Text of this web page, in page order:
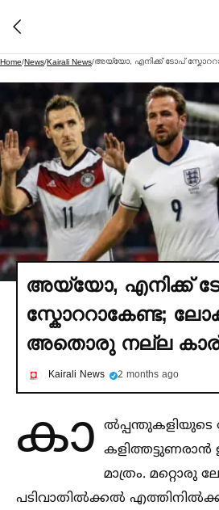
Home/News/Kairali News/
അയ്യോ, എനിക്ക്
സ്കോററാകേണ്ട;
അതൊരു നല്ല
Kairali News 2 months ago
കാ ല്‍പ്പന്തുകളിയുടെ
കളിത്തട്ടുണരാൻ
മാത്രം. മറ്റൊരു
പടിവാതില്‍ക്കല്‍